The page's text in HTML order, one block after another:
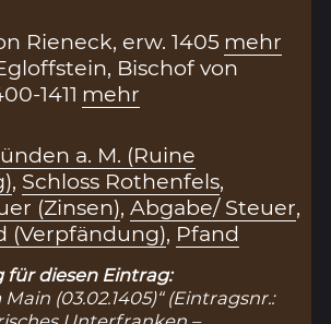
Rieneck, erw. 1405 mehr
Bischof von
1411 mehr
a. M. (Ruine
, Schloss Rothenfels,
(Zinsen),Abgabe/ Steuer,
(Verpfändung), Pfand
für diesen Eintrag:
(03.02.1405)“ (Eintragsnr.: